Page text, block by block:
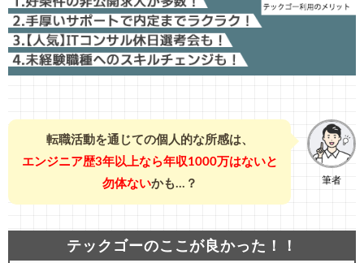
筆者
転職活動を通じての個人的な所感は、
エンジニア歴3年以上なら年収1000万はないと
勿体ないかも…？
テックゴーのここが良かった！！